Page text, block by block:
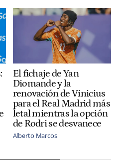
El fichaje de Yan
Diomande y la
renovación de Vinicius
para el Real Madrid más
letal mientras la opción
de Rodri se desvanece
Alberto Marcos